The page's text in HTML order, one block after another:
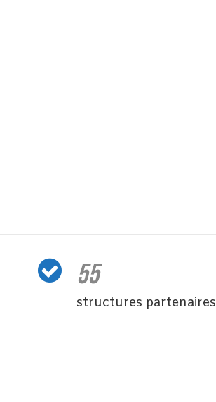
55
structures partenaires